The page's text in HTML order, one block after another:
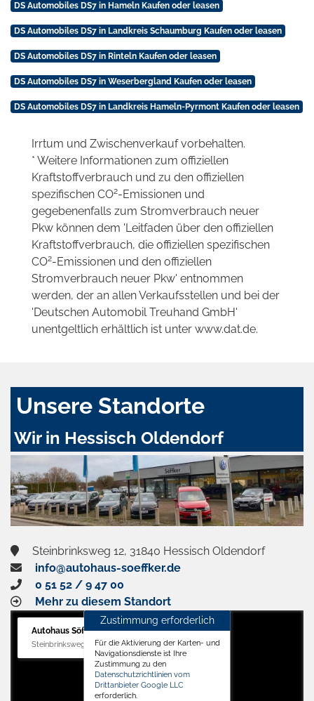
DS Automobiles DS7 in Hameln Kaufen oder leasen
DS Automobiles DS7 in Landkreis Schaumburg Kaufen oder leasen
DS Automobiles DS7 in Rinteln Kaufen oder leasen
DS Automobiles DS7 in Weserbergland Kaufen oder leasen
DS Automobiles DS7 in Landkreis Hameln-Pyrmont Kaufen oder leasen
Irrtum und Zwischenverkauf vorbehalten.
* Weitere Informationen zum offiziellen
Kraftstoffverbrauch und zu den offiziellen
spezifischen CO2-Emissionen und
gegebenenfalls zum Stromverbrauch neuer
Pkw können dem 'Leitfaden über den offiziellen
Kraftstoffverbrauch, die offiziellen spezifischen
CO2-Emissionen und den offiziellen
Stromverbrauch neuer Pkw' entnommen
werden, der an allen Verkaufsstellen und bei der
'Deutschen Automobil Treuhand GmbH'
unentgeltlich erhältlich ist unter www.dat.de.
Unsere Standorte
Wir in Hessisch Oldendorf
Steinbrinksweg 12, 31840 Hessisch Oldendorf
info@autohaus-soeffker.de
0 51 52 / 9 47 00
Mehr zu diesem Standort
Autohaus Söffker GmbH
Steinbrinksweg 12, 31840 Hessisch Oldendorf
Zustimmung erforderlich
Für die Aktivierung der Karten- und
Navigationsdienste ist Ihre
Zustimmung zu den
Datenschutzrichtlinien vom
Drittanbieter Google LLC
erforderlich.